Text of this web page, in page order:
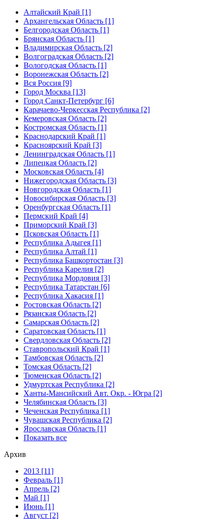
Алтайский Край [1]
Архангельская Область [1]
Белгородская Область [1]
Брянская Область [1]
Владимирская Область [2]
Волгоградская Область [2]
Вологодская Область [1]
Воронежская Область [2]
Вся Россия [9]
Город Москва [13]
Город Санкт-Петербург [6]
Карачаево-Черкесская Республика [2]
Кемеровская Область [2]
Костромская Область [1]
Краснодарский Край [1]
Красноярский Край [3]
Ленинградская Область [1]
Липецкая Область [2]
Московская Область [4]
Нижегородская Область [3]
Новгородская Область [1]
Новосибирская Область [3]
Оренбургская Область [1]
Пермский Край [4]
Приморский Край [3]
Псковская Область [1]
Республика Адыгея [1]
Республика Алтай [1]
Республика Башкортостан [3]
Республика Карелия [2]
Республика Мордовия [3]
Республика Татарстан [6]
Республика Хакасия [1]
Ростовская Область [2]
Рязанская Область [2]
Самарская Область [2]
Саратовская Область [1]
Свердловская Область [2]
Ставропольский Край [1]
Тамбовская Область [2]
Томская Область [2]
Тюменская Область [2]
Удмуртская Республика [2]
Ханты-Мансийский Авт. Окр. - Югра [2]
Челябинская Область [3]
Чеченская Республика [1]
Чувашская Республика [2]
Ярославская Область [1]
Показать все
Архив
2013 [11]
Февраль [1]
Апрель [2]
Май [1]
Июнь [1]
Август [2]